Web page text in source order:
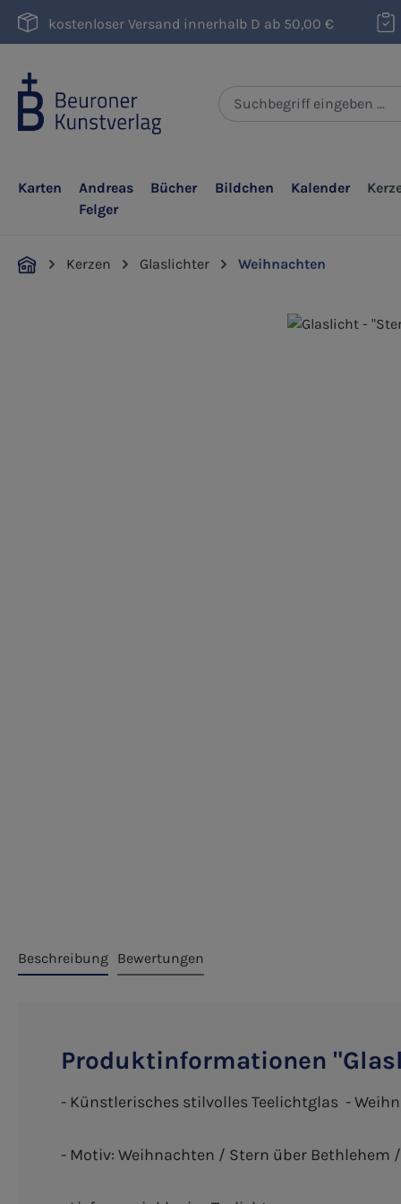
Hauptinhalt springen
Zur Suche springen
Zur Hauptnavigation springen
kostenloser Versand innerhalb D ab 50,00 €
Karten
Andreas
Felger
Bücher Bildchen Kalender
Kerzen Glaslichter Weihnachten
Beschreibung Bewertungen
Produktinformationen
- Künstlerisches stilvolles Teelichtglas -
- Motiv: Weihnachten / Stern über Bethlehem